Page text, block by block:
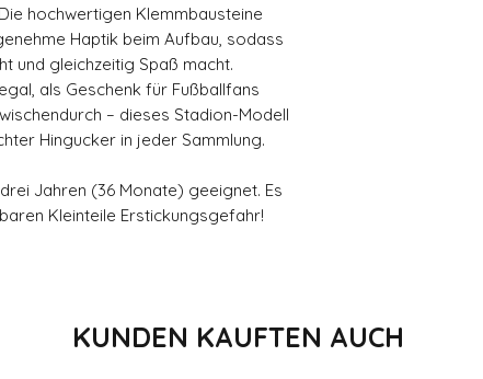
hochwertigen Klemmbausteine
Haptik beim Aufbau, sodass
und gleichzeitig Spaß macht.
als Geschenk für Fußballfans
– dieses Stadion-Modell
Hingucker in jeder Sammlung.
Jahren (36 Monate) geeignet. Es
Kleinteile Erstickungsgefahr!
KUNDEN KAUFTEN AUCH